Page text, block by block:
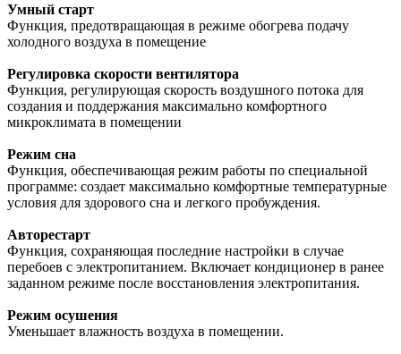
Умный старт
Функция, предотвращающая в режиме обогрева подачу
холодного воздуха в помещение
Регулировка скорости вентилятора
Функция, регулирующая скорость воздушного потока для
создания и поддержания максимально комфортного
микроклимата в помещении
Режим сна
Функция, обеспечивающая режим работы по специальной
программе: создает максимально комфортные температурные
условия для здорового сна и легкого пробуждения.
Авторестарт
Функция, сохраняющая последние настройки в случае
перебоев с электропитанием. Включает кондиционер в ранее
заданном режиме после восстановления электропитания.
Режим осушения
Уменьшает влажность воздуха в помещении.